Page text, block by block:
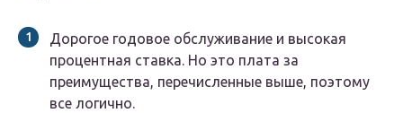
Дорогое годовое обслуживание и высокая
процентная ставка. Но это плата за
преимущества, перечисленные выше, поэтому
все логично.